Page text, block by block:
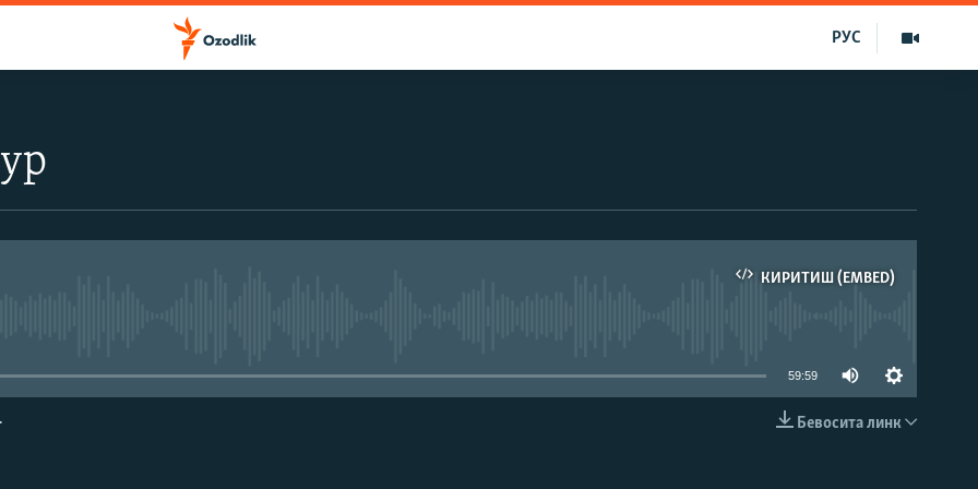
РУС
КИРИТИШ (EMBED)
59:59
Бевосита линк